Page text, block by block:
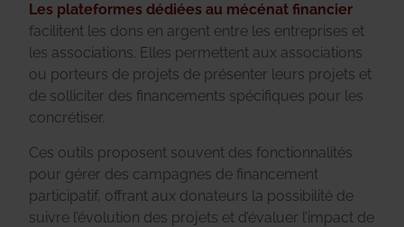
Les plateformes dédiées au mécénat financier
facilitent les dons en argent entre les entreprises et
les associations. Elles permettent aux associations
ou porteurs de projets de présenter leurs projets et
de solliciter des financements spécifiques pour les
concrétiser.
Ces outils proposent souvent des fonctionnalités
pour gérer des campagnes de financement
participatif, offrant aux donateurs la possibilité de
suivre l’évolution des projets et d’évaluer l’impact de